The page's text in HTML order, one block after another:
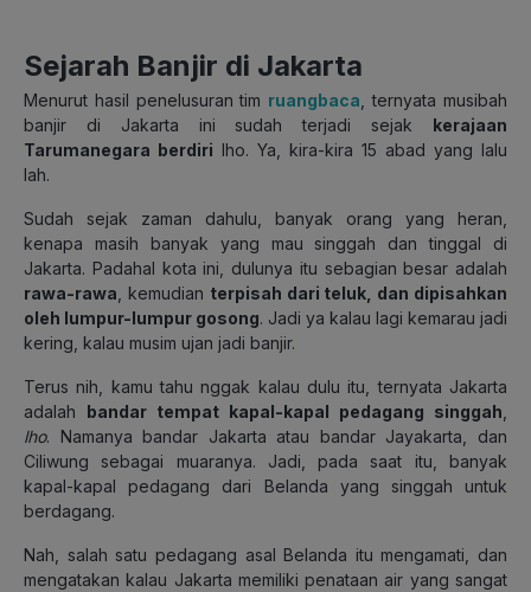
Sejarah Banjir di Jakarta
Menurut hasil penelusuran tim ruangbaca , ternyata musibah
banjir di Jakarta ini sudah terjadi sejak kerajaan
Tarumanegara berdiri lho. Ya, kira-kira 15 abad yang lalu
lah.
Sudah sejak zaman dahulu, banyak orang yang heran,
kenapa masih banyak yang mau singgah dan tinggal di
Jakarta. Padahal kota ini, dulunya itu sebagian besar adalah
rawa-rawa , kemudian terpisah dari teluk, dan dipisahkan
oleh lumpur-lumpur gosong. Jadi ya kalau lagi kemarau jadi
kering, kalau musim ujan jadi banjir.
Terus nih, kamu tahu nggak kalau dulu itu, ternyata Jakarta
adalah bandar tempat kapal-kapal pedagang singgah
lho. Namanya bandar Jakarta atau bandar Jayakarta, dan
Ciliwung sebagai muaranya. Jadi, pada saat itu, banyak
kapal-kapal pedagang dari Belanda yang singgah untuk
berdagang.
Nah, salah satu pedagang asal Belanda itu mengamati, dan
mengatakan kalau Jakarta memiliki penataan air yang sangat